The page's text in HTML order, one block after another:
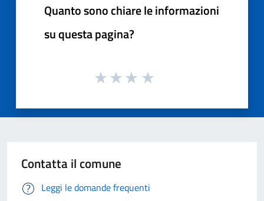
Quanto sono chiare le informazioni
su questa pagina?
Contatta il comune
Leggi le domande frequenti